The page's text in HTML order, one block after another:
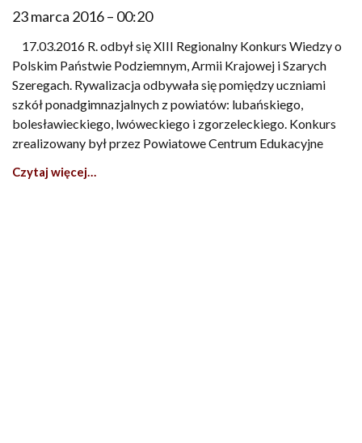
23 marca 2016 00:20
17.03.2016 R. odbył się XIII Regionalny Konkurs Wiedzy o
Polskim Państwie Podziemnym, Armii Krajowej i Szarych
Szeregach. Rywalizacja odbywała się pomiędzy uczniami
szkół ponadgimnazjalnych z powiatów: lubańskiego,
bolesławieckiego, lwóweckiego i zgorzeleckiego. Konkurs
zrealizowany był przez Powiatowe Centrum Edukacyjne
Czytaj więcej…